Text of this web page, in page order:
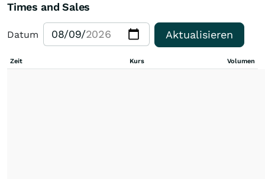
Times and Sales
Datum Aktualisieren
Zeit Kurs Volumen